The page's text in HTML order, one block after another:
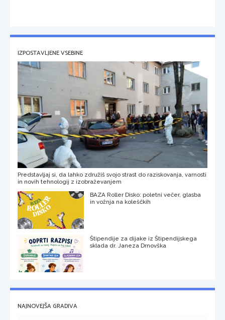
IZPOSTAVLJENE VSEBINE
Predstavljaj si, da lahko združiš svojo strast do raziskovanja, varnosti
in novih tehnologij z izobraževanjem
BAZA Roller Disko: poletni večer, glasba
in vožnja na koleščkih
Štipendije za dijake iz Štipendijskega
sklada dr. Janeza Drnovška
NAJNOVEJŠA GRADIVA